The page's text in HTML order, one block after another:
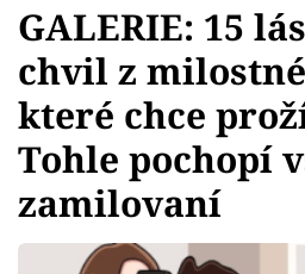
Témata
Showbyznys
Youtubeři
Virály
GALERIE: 15
chvil z
které chce
Tohle pochopí
zamilovaní